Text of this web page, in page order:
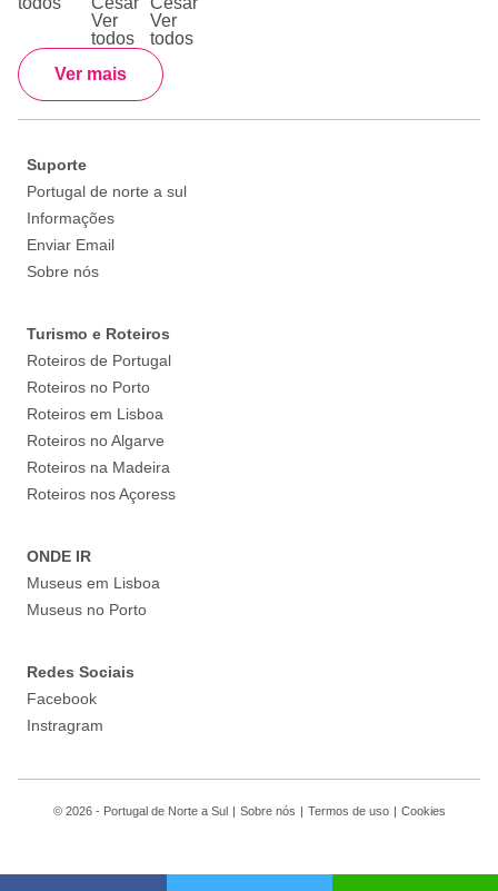
Ver
todos
Ver
todos
Ver mais
Suporte
Portugal de norte a sul
Informações
Enviar Email
Sobre nós
Turismo e Roteiros
Roteiros de Portugal
Roteiros no Porto
Roteiros em Lisboa
Roteiros no Algarve
Roteiros na Madeira
Roteiros nos Açoress
ONDE IR
Museus em Lisboa
Museus no Porto
Redes Sociais
Facebook
Instragram
© 2026 - Portugal de Norte a Sul | Sobre nós | Termos de uso | Cookies